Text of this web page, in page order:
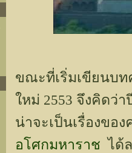
ขณะที่เริ่มเขียนบท
ใหม่ 2553 จึงคิดว่
น่าจะเป็นเรื่องขอ
อโศกมหาราช ได้